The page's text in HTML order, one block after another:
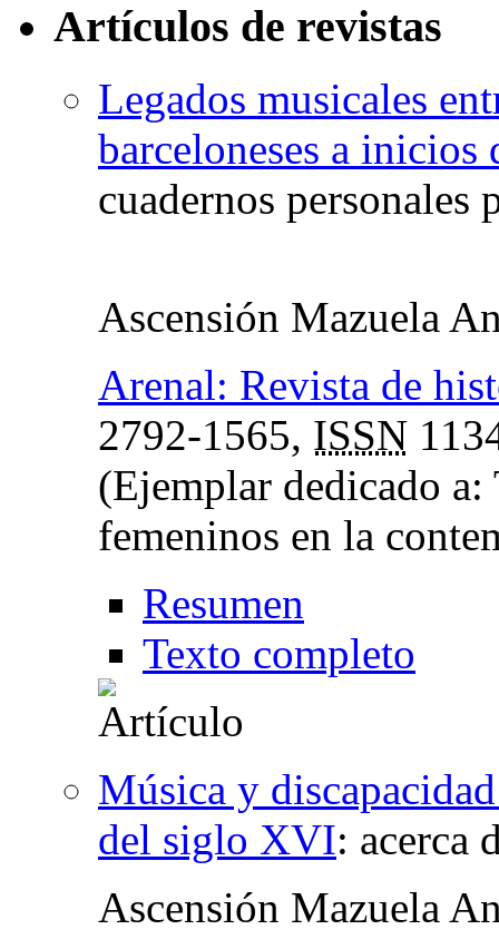
Artículos de revistas
Legados musicales
barceloneses a inicios
cuadernos personales
Ascensión Mazuela
Arenal: Revista de
2792-1565, ISSN
(Ejemplar dedicado a:
femeninos en la
Resumen
Texto completo
Música y
del siglo XVI: acerca
Ascensión Mazuela